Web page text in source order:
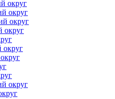
округ
округ
округ
округ
округ
округ